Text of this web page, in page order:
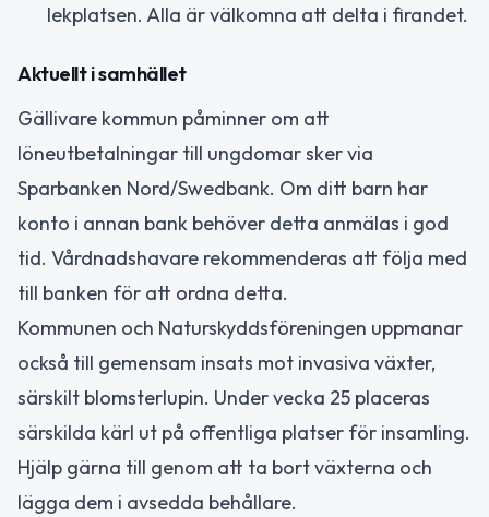
lekplatsen. Alla är välkomna att delta i firandet.
Aktuellt i samhället
Gällivare kommun påminner om att
löneutbetalningar till ungdomar sker via
Sparbanken Nord/Swedbank. Om ditt barn har
konto i annan bank behöver detta anmälas i god
tid. Vårdnadshavare rekommenderas att följa med
till banken för att ordna detta.
Kommunen och Naturskyddsföreningen uppmanar
också till gemensam insats mot invasiva växter,
särskilt blomsterlupin. Under vecka 25 placeras
särskilda kärl ut på offentliga platser för insamling.
Hjälp gärna till genom att ta bort växterna och
lägga dem i avsedda behållare.